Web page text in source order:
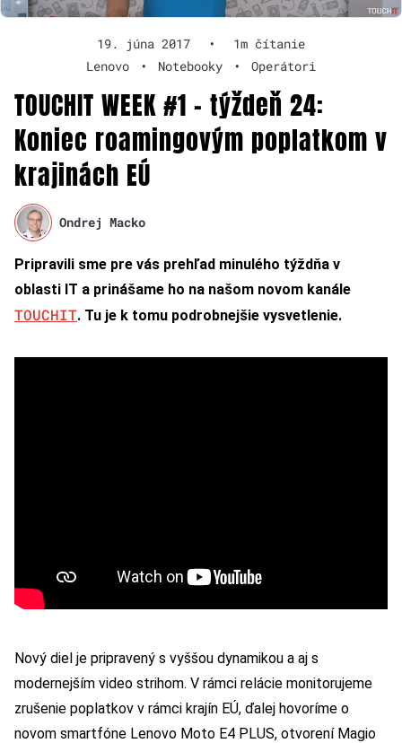
19. júna 2017 •
1m čítanie
Lenovo
• Notebooky • Operátori
TOUCHIT WEEK #1 – týždeň 24:
Koniec roamingovým poplatkom v
krajinách EÚ
Ondrej Macko
Pripravili sme pre vás prehľad minulého týždňa v
oblasti IT a prinášame ho na našom novom kanále
TOUCHIT. Tu je k tomu podrobnejšie vysvetlenie.
Nový diel je pripravený s vyššou dynamikou a aj s
modernejším video strihom. V rámci relácie monitorujeme
zrušenie poplatkov v rámci krajín EÚ, ďalej hovoríme o
novom smartfóne Lenovo Moto E4 PLUS, otvorení Magio